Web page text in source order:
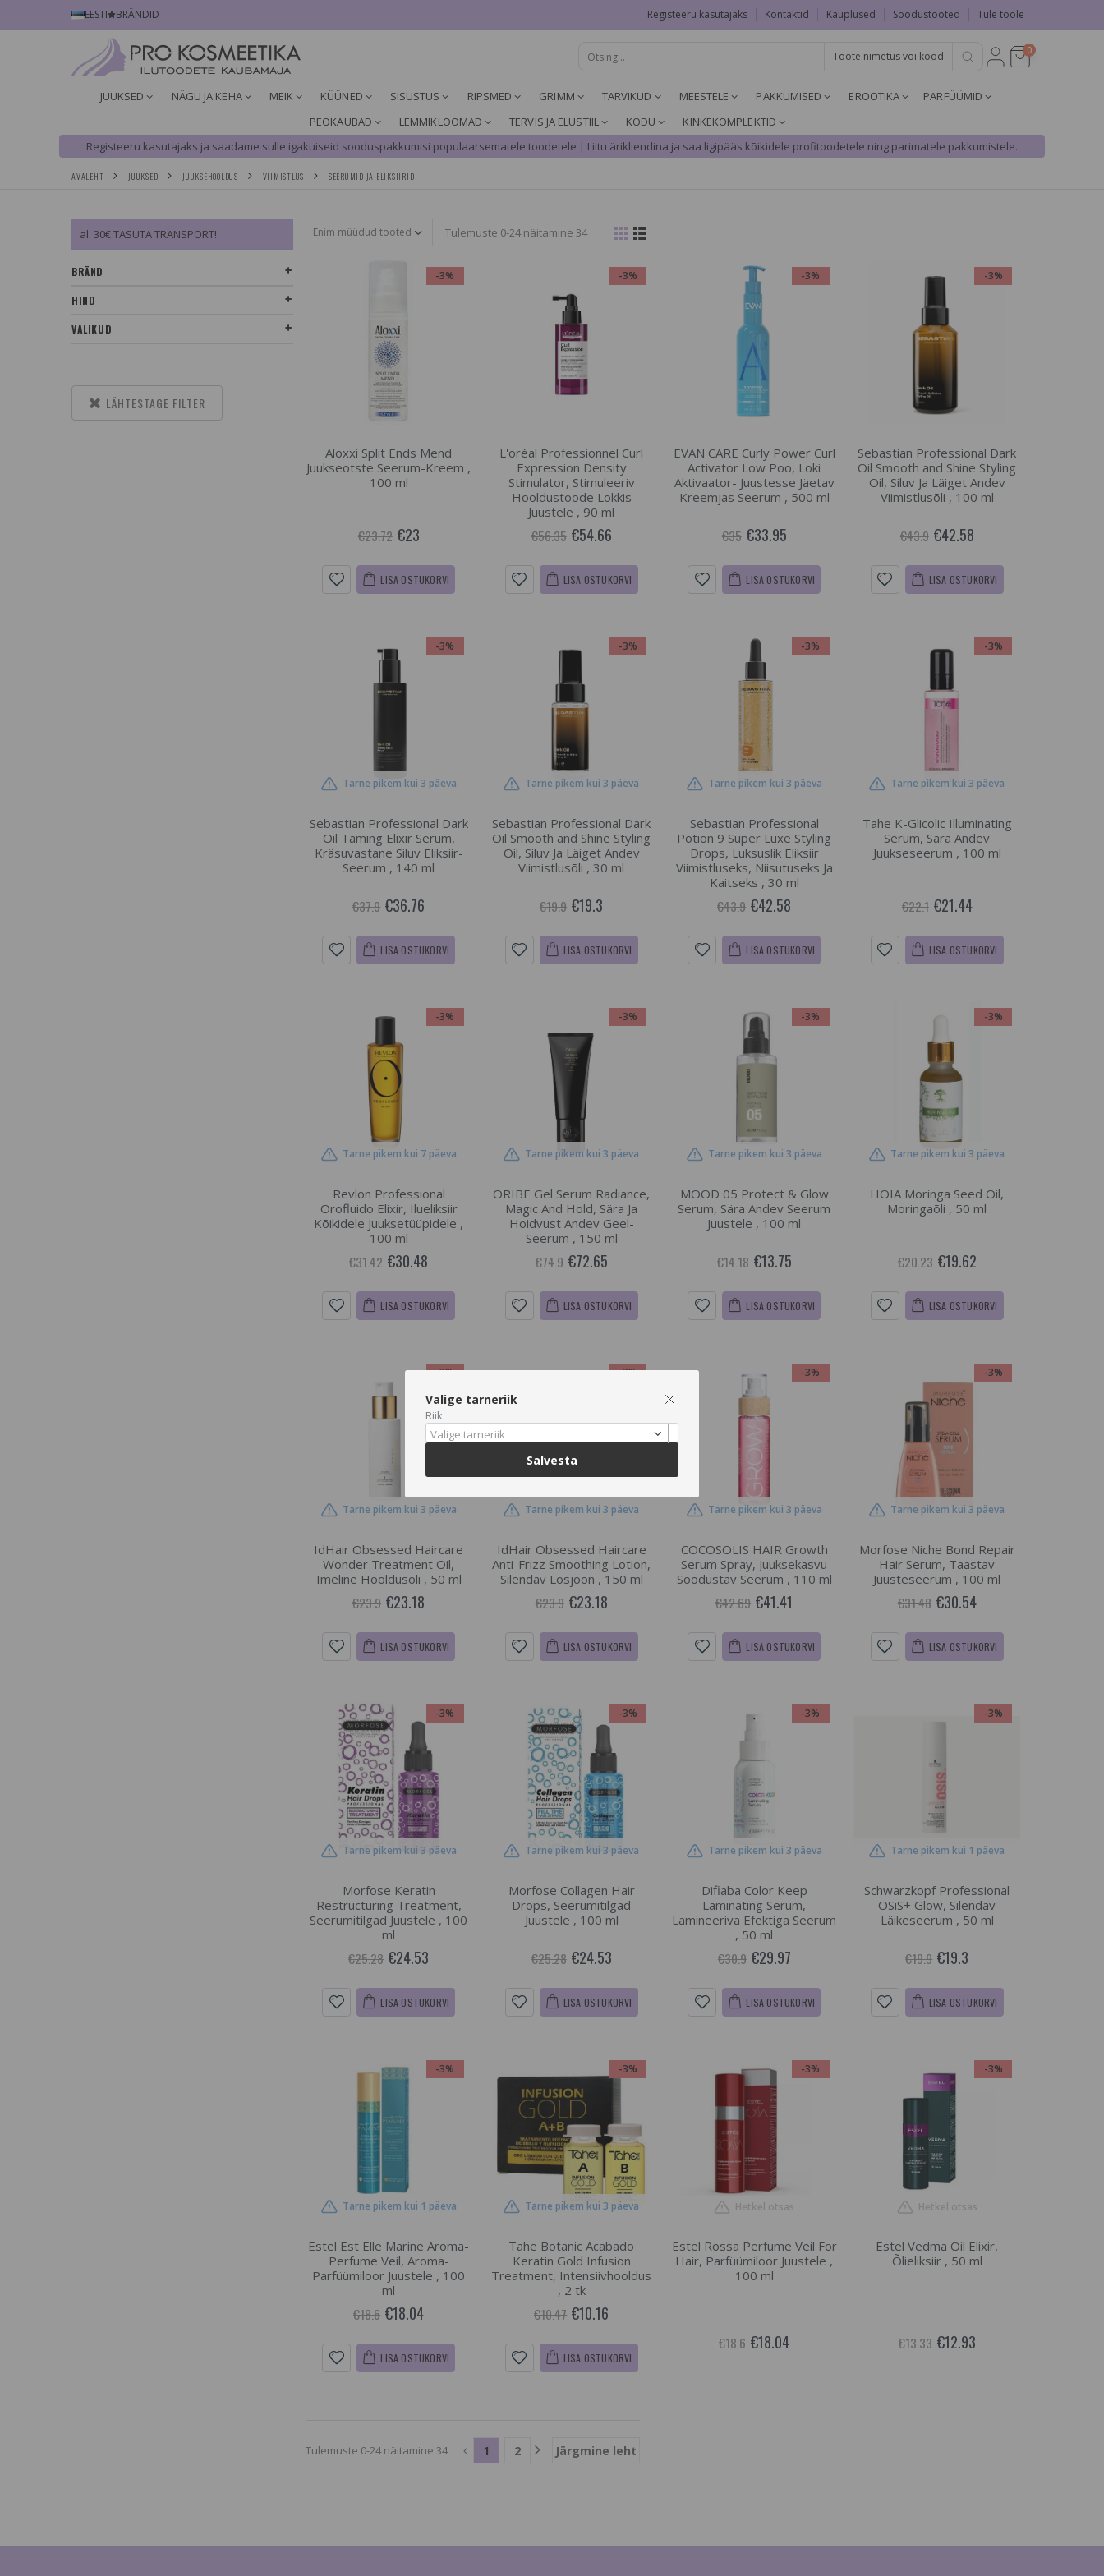
EESTI BRÄNDID Registeeru kasutajaks Kontaktid Kauplused Soodustooted Tule tööle
0
JUUKSED NÄGU JA KEHA MEIK KÜÜNED SISUSTUS RIPSMED GRIMM TARVIKUD MEESTELE PAKKUMISED EROOTIKA
PARFÜÜMID
PEOKAUBAD
LEMMIKLOOMAD TERVIS JA ELUSTIIL KODU
KINKEKOMPLEKTID
Registeeru kasutajaks ja saadame sulle igakuiseid sooduspakkumisi populaarsematele toodetele | Liitu ärikliendina ja saa ligipääs kõikidele profitoodetele ning parimatele pakkumistele.
AVALEHT JUUKSED JUUKSEHOOLDUS VIIMISTLUS SEERUMID JA ELIKSIIRID
Tulemuste 0-24 näitamine 34
-3%
Aloxxi Split Ends Mend
Juukseotste Seerum-Kreem ,
100 ml
€23.72 €23
LISA OSTUKORVI
-3%
L'oréal Professionnel Curl
Expression Density
Stimulator, Stimuleeriv
Hooldustoode Lokkis
Juustele , 90 ml
€56.35 €54.66
LISA OSTUKORVI
-3%
EVAN CARE Curly Power Curl
Activator Low Poo, Loki
Aktivaator- Juustesse Jäetav
Kreemjas Seerum , 500 ml
€35 €33.95
LISA OSTUKORVI
-3%
Sebastian Professional Dark
Oil Smooth and Shine Styling
Oil, Siluv Ja Läiget Andev
Viimistlusõli , 100 ml
€43.9 €42.58
LISA OSTUKORVI
-3%
Tarne pikem kui 3 päeva
Sebastian Professional Dark
Oil Taming Elixir Serum,
Kräsuvastane Siluv Eliksiir-
Seerum , 140 ml
€37.9 €36.76
LISA OSTUKORVI
-3%
Tarne pikem kui 3 päeva
Sebastian Professional Dark
Oil Smooth and Shine Styling
Oil, Siluv Ja Läiget Andev
Viimistlusõli , 30 ml
€19.9 €19.3
LISA OSTUKORVI
-3%
Tarne pikem kui 3 päeva
Sebastian Professional
Potion 9 Super Luxe Styling
Drops, Luksuslik Eliksiir
Viimistluseks, Niisutuseks Ja
Kaitseks , 30 ml
€43.9 €42.58
LISA OSTUKORVI
-3%
Tarne pikem kui 3 päeva
Tahe K-Glicolic Illuminating
Serum, Sära Andev
Juukseseerum , 100 ml
€22.1 €21.44
LISA OSTUKORVI
-3%
Tarne pikem kui 7 päeva
Revlon Professional
Orofluido Elixir, Ilueliksiir
Kõikidele Juuksetüüpidele ,
100 ml
€31.42 €30.48
LISA OSTUKORVI
-3%
Tarne pikem kui 3 päeva
ORIBE Gel Serum Radiance,
Magic And Hold, Sära Ja
Hoidvust Andev Geel-
Seerum , 150 ml
€74.9 €72.65
LISA OSTUKORVI
-3%
Tarne pikem kui 3 päeva
MOOD 05 Protect & Glow
Serum, Sära Andev Seerum
Juustele , 100 ml
€14.18 €13.75
LISA OSTUKORVI
-3%
Tarne pikem kui 3 päeva
HOIA Moringa Seed Oil,
Moringaõli , 50 ml
€20.23 €19.62
LISA OSTUKORVI
-3%
Tarne pikem kui 3 päeva
IdHair Obsessed Haircare
Wonder Treatment Oil,
Imeline Hooldusõli , 50 ml
€23.9 €23.18
LISA OSTUKORVI
-3%
Tarne pikem kui 3 päeva
IdHair Obsessed Haircare
Anti-Frizz Smoothing Lotion,
Silendav Losjoon , 150 ml
€23.9 €23.18
LISA OSTUKORVI
-3%
Tarne pikem kui 3 päeva
COCOSOLIS HAIR Growth
Serum Spray, Juuksekasvu
Soodustav Seerum , 110 ml
€42.69 €41.41
LISA OSTUKORVI
-3%
Tarne pikem kui 3 päeva
Morfose Niche Bond Repair
Hair Serum, Taastav
Juusteseerum , 100 ml
€31.48 €30.54
LISA OSTUKORVI
-3%
Tarne pikem kui 3 päeva
Morfose Keratin
Restructuring Treatment,
Seerumitilgad Juustele , 100
ml
€25.28 €24.53
LISA OSTUKORVI
-3%
Tarne pikem kui 3 päeva
Morfose Collagen Hair
Drops, Seerumitilgad
Juustele , 100 ml
€25.28 €24.53
LISA OSTUKORVI
-3%
Tarne pikem kui 3 päeva
Difiaba Color Keep
Laminating Serum,
Lamineeriva Efektiga Seerum
, 50 ml
€30.9 €29.97
LISA OSTUKORVI
-3%
Tarne pikem kui 1 päeva
Schwarzkopf Professional
OSiS+ Glow, Silendav
Läikeseerum , 50 ml
€19.9 €19.3
LISA OSTUKORVI
-3%
Tarne pikem kui 1 päeva
Estel Est Elle Marine Aroma-
Perfume Veil, Aroma-
Parfüümiloor Juustele , 100
ml
€18.6 €18.04
LISA OSTUKORVI
-3%
Tarne pikem kui 3 päeva
Tahe Botanic Acabado
Keratin Gold Infusion
Treatment, Intensiivhooldus
, 2 tk
€10.47 €10.16
LISA OSTUKORVI
-3%
Hetkel otsas
Estel Rossa Perfume Veil For
Hair, Parfüümiloor Juustele ,
100 ml
€18.6 €18.04
-3%
Hetkel otsas
Estel Vedma Oil Elixir,
Õlieliksiir , 50 ml
€13.33 €12.93
Tulemuste 0-24 näitamine 34 1 2 Järgmine leht
al. 30€ TASUTA TRANSPORT!
BRÄND
HIND
VALIKUD
LÄHTESTAGE FILTER
Valige tarneriik
Riik
Valige tarneriik
Salvesta